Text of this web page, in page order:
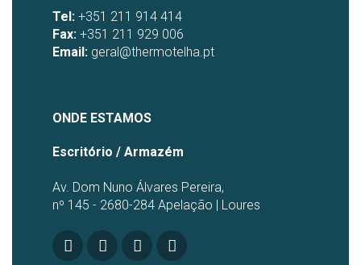
Tel: +351 211 914 414
Fax: +351 211 929 006
Email: geral@thermotelha.pt
ONDE ESTAMOS
Escritório / Armazém
Av. Dom Nuno Álvares Pereira,
nº 145 - 2680-284 Apelação | Loures